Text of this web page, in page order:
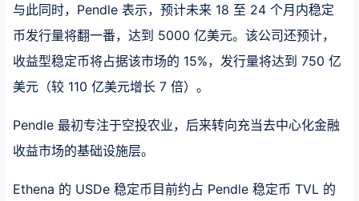
与此同时，Pendle 表示，预计未来 18 至 24 个月内稳定
币发行量将翻一番，达到 5000 亿美元。该公司还预计，
收益型稳定币将占据该市场的 15%，发行量将达到 750 亿
美元（较 110 亿美元增长 7 倍）。
Pendle 最初专注于空投农业，后来转向充当去中心化金融
收益市场的基础设施层。
Ethena 的 USDe 稳定币目前约占 Pendle 稳定币 TVL 的